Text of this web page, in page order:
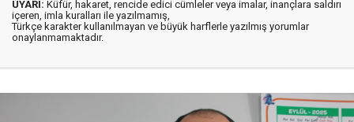
UYARI: Küfür, hakaret, rencide edici cümleler veya imalar, inançlara saldırı
içeren, imla kuralları ile yazılmamış,
Türkçe karakter kullanılmayan ve büyük harflerle yazılmış yorumlar
onaylanmamaktadır.